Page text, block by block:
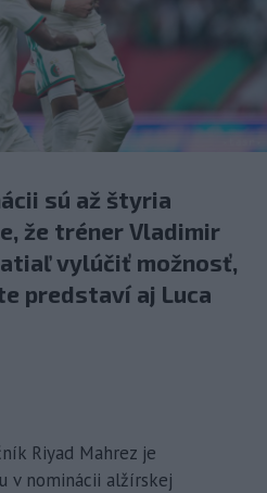
sú až štyria
že tréner Vladimir
vylúčiť možnosť,
predstaví aj Luca
Riyad Mahrez je
v nominácii alžírskej